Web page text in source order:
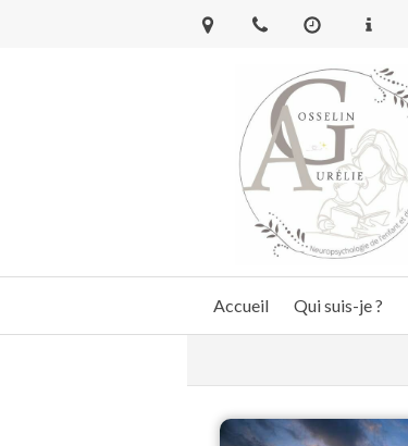
Accueil Qui suis-je ?